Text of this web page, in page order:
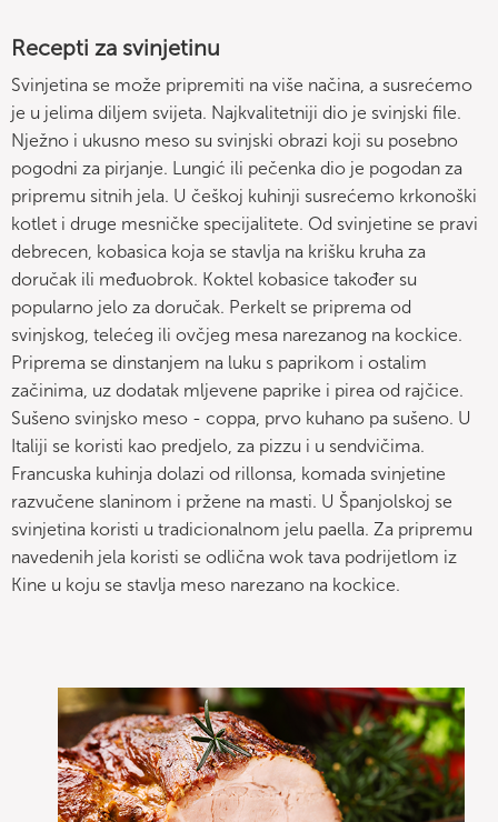
Recepti za svinjetinu
Svinjetina se može pripremiti na više načina, a susrećemo
je u jelima diljem svijeta. Najkvalitetniji dio je svinjski file.
Nježno i ukusno meso su svinjski obrazi koji su posebno
pogodni za pirjanje. Lungić ili pečenka dio je pogodan za
pripremu sitnih jela. U češkoj kuhinji susrećemo krkonoški
kotlet i druge mesničke specijalitete. Od svinjetine se pravi
debrecen, kobasica koja se stavlja na krišku kruha za
doručak ili međuobrok. Koktel kobasice također su
popularno jelo za doručak. Perkelt se priprema od
svinjskog, telećeg ili ovčjeg mesa narezanog na kockice.
Priprema se dinstanjem na luku s paprikom i ostalim
začinima, uz dodatak mljevene paprike i pirea od rajčice.
Sušeno svinjsko meso - coppa, prvo kuhano pa sušeno. U
Italiji se koristi kao predjelo, za pizzu i u sendvičima.
Francuska kuhinja dolazi od rillonsa, komada svinjetine
razvučene slaninom i pržene na masti. U Španjolskoj se
svinjetina koristi u tradicionalnom jelu paella. Za pripremu
navedenih jela koristi se odlična wok tava podrijetlom iz
Kine u koju se stavlja meso narezano na kockice.